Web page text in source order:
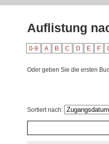
Auflistung
0-9 A B C D E F
Oder geben Sie die ersten
Sortiert nach: